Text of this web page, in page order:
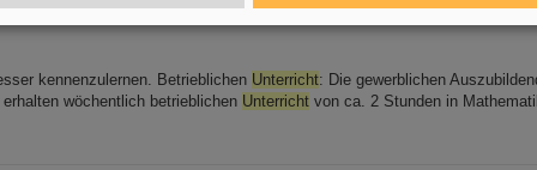
kennenzulernen. Betrieblichen Unterricht: Die gewerblichen
wöchentlich betrieblichen Unterricht von ca. 2 Stunden in